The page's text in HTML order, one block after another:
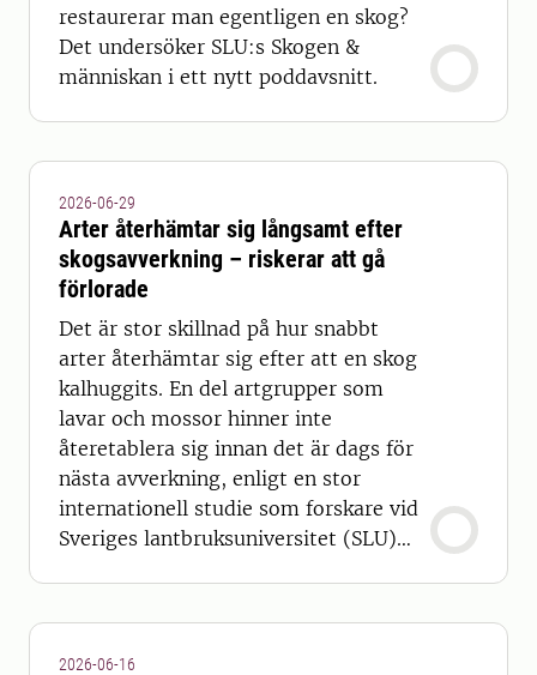
restaurerar man egentligen en skog?
Det undersöker SLU:s Skogen &
människan i ett nytt poddavsnitt.
2026-06-29
Arter återhämtar sig långsamt efter
skogsavverkning – riskerar att gå
förlorade
Det är stor skillnad på hur snabbt
arter återhämtar sig efter att en skog
kalhuggits. En del artgrupper som
lavar och mossor hinner inte
återetablera sig innan det är dags för
nästa avverkning, enligt en stor
internationell studie som forskare vid
Sveriges lantbruksuniversitet (SLU)
2026-06-16